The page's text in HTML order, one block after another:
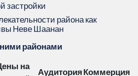
застройки
района как
Неве Шаанан
районами
на
АудиторияКоммерция